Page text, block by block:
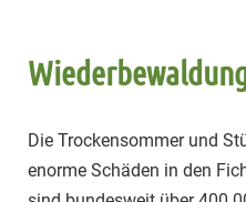
Die Trockensommer und
enorme Schäden in den